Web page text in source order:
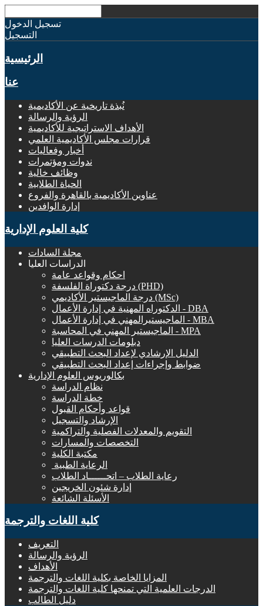
تسجيل الدخول
التسجيل
الرئيسية
عنا
نُبذة تاريخية عن الأكاديمية
الرؤية والرسالة
الأهداف الاستراتيجية للأكاديمية
قرارات مجلس الأكاديمية العلمي
أخبار وفعاليات
ندوات ومؤتمرات
وظائف خالية
الحياة الطلابية
عناوين الأكاديمية بالقاهرة والفروع
إدارة الوافدين
كلية العلوم الإدارية
مجلة السادات
الدراسات العليا
احكام وقواعد عامة
درجة دكتوراة الفلسفة (PHD)
درجة الماجيستير الأكاديمي (MSc)
الدكتوراه المهنية في إدارة الأعمال - DBA
الماجيستيرالمهني في إدارة الأعمال - MBA
الماجيستير المهني في المحاسبة - MPA
دبلومات الدرسات العليا
الدليل الإرشادي لإعداد البحث التطبيقي
ضوابط وإجراءات إعداد البحث التطبيقي
بكالوريوس العلوم الإدارية
نظام الدراسة
خطة الدراسة
قواعد وأحكام القبول
الإرشاد والتسجيل
التقويم والمعدلات الفصلية والتراكمية
التخصصات والمسارات
مكتبة الكلية
الرعاية الطبية ‏
رعاية الطلاب – اتحــــــاد الطلاب
إدارة شئون الخريجين
الأسئلة الشائعة
كلية اللغات والترجمة
التعريف
الرؤية والرسالة
الأهداف
المزايا الخاصة بكلية اللغات والترجمة
الدرجات العلمية التي تمنحها كلية اللغات والترجمة
دليل الطالب